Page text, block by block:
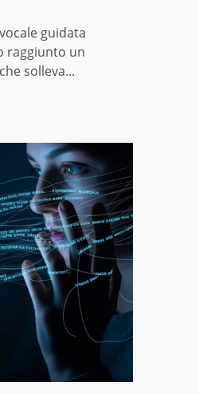
guidata
raggiunto un
solleva...